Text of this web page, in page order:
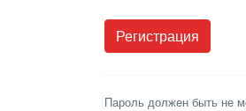
Пароль должен быть не